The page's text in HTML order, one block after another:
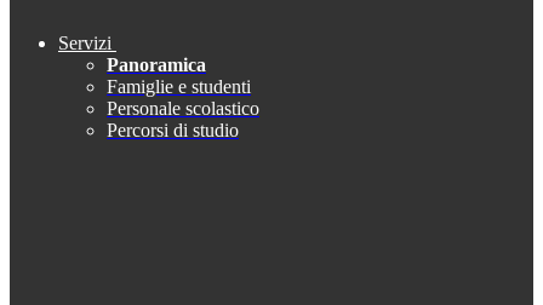
Servizi
Panoramica
Famiglie e studenti
Personale scolastico
Percorsi di studio